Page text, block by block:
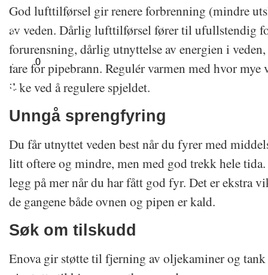
0
God lufttilførsel gir renere forbrenning (mindre
av veden. Dårlig lufttilførsel fører til ufullstendig
forurensning, dårlig utnyttelse av energien i
fare for pipebrann. Regulér varmen med hvor mye
ikke ved å regulere spjeldet.
Unngå sprengfyring
Du får utnyttet veden best når du fyrer med
litt oftere og mindre, men med god trekk hele
legg på mer når du har fått god fyr. Det er ekstra
de gangene både ovnen og pipen er kald.
Søk om tilskudd
Enova gir støtte til fjerning av oljekaminer og